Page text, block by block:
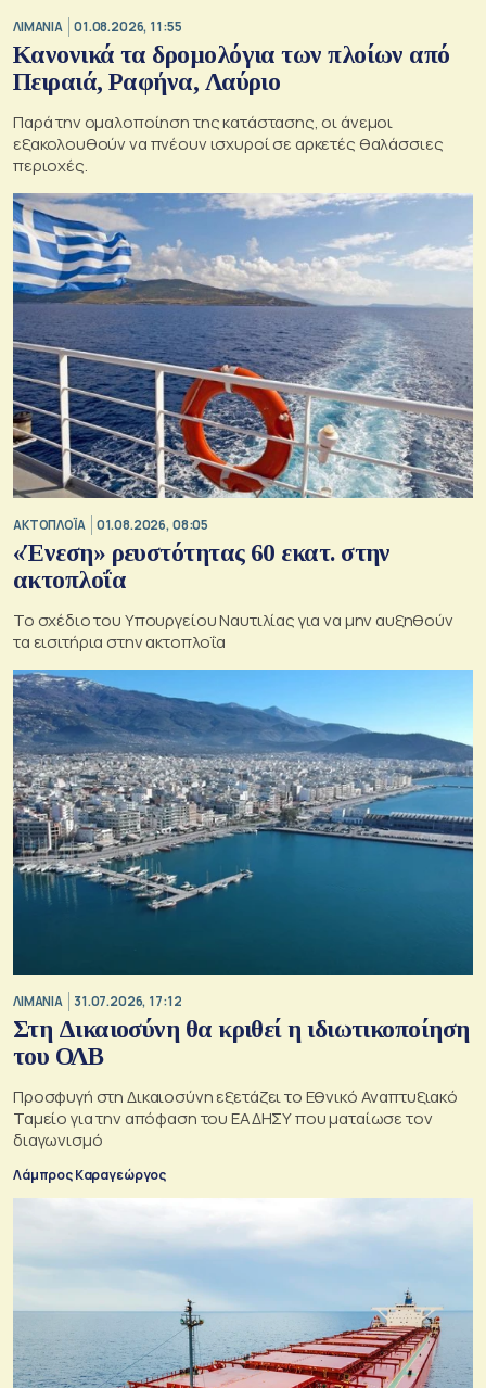
ΛΙΜΑΝΙΑ 01.08.2026, 11:55
Κανονικά τα δρομολόγια των πλοίων από
Πειραιά, Ραφήνα, Λαύριο
Παρά την ομαλοποίηση της κατάστασης, οι άνεμοι
εξακολουθούν να πνέουν ισχυροί σε αρκετές θαλάσσιες
περιοχές.
ΑΚΤΟΠΛΟΪΑ 01.08.2026, 08:05
«Ένεση» ρευστότητας 60 εκατ. στην
ακτοπλοΐα
Το σχέδιο του Υπουργείου Ναυτιλίας για να μην αυξηθούν
τα εισιτήρια στην ακτοπλοΐα
ΛΙΜΑΝΙΑ 31.07.2026, 17:12
Στη Δικαιοσύνη θα κριθεί η ιδιωτικοποίηση
του ΟΛΒ
Προσφυγή στη Δικαιοσύνη εξετάζει το Εθνικό Αναπτυξιακό
Ταμείο για την απόφαση του ΕΑΔΗΣΥ που ματαίωσε τον
διαγωνισμό
Λάμπρος Καραγεώργος